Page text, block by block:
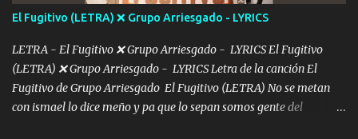
tú mi hermosa La que me alegra los días y sigo tomando Y
pensar... Que tú ya no vas a estar Pasarán... Solito me dejaras
Intentar... ...
El Fugitivo (LETRA) ❌ Grupo Arriesgado - LYRICS
LETRA - El Fugitivo ❌ Grupo Arriesgado - LYRICS El Fugitivo
(LETRA) ❌ Grupo Arriesgado - LYRICS Letra de la canción El
Fugitivo de Grupo Arriesgado El Fugitivo (LETRA) No se metan
con ismael lo dice meño y pa que lo sepan somos gente del